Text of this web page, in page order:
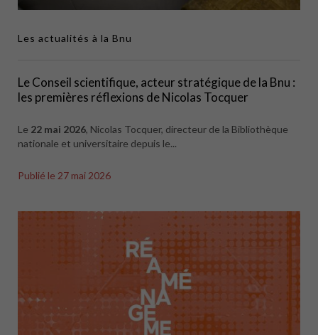
Les actualités à la Bnu
Le Conseil scientifique, acteur stratégique de la Bnu :
les premières réflexions de Nicolas Tocquer
Le 22 mai 2026, Nicolas Tocquer, directeur de la Bibliothèque
nationale et universitaire depuis le...
Publié le 27 mai 2026